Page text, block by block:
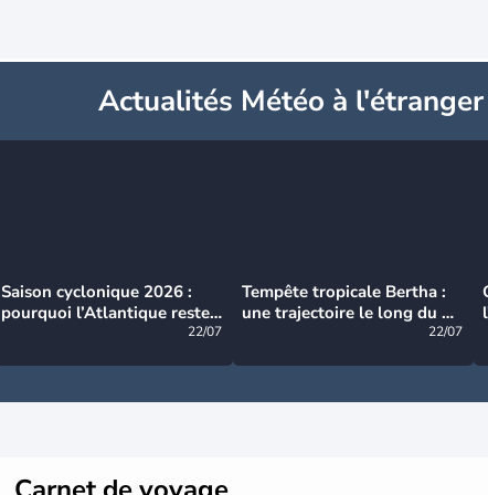
Actualités Météo à l'étranger
Saison cyclonique 2026 :
pourquoi l’Atlantique reste
22/07
Tempête tropicale Bertha :
une trajectoire le long du du
22/07